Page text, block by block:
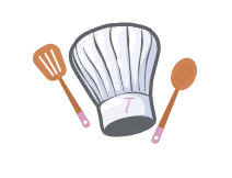
contenu